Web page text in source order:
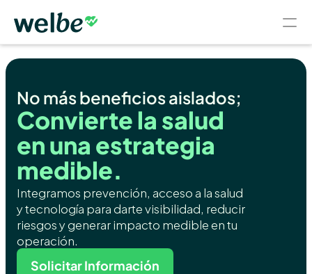
Nosotros
Blog
Planes de Salud
Salud Ocupacional
COMMUNITY
Join
Events
Experts
No más beneficios aislados;
Convierte la salud
en una estrategia
medible.
Integramos prevención, acceso a la salud
y tecnología para darte visibilidad, reducir
riesgos y generar impacto medible en tu
operación.
Solicitar Información